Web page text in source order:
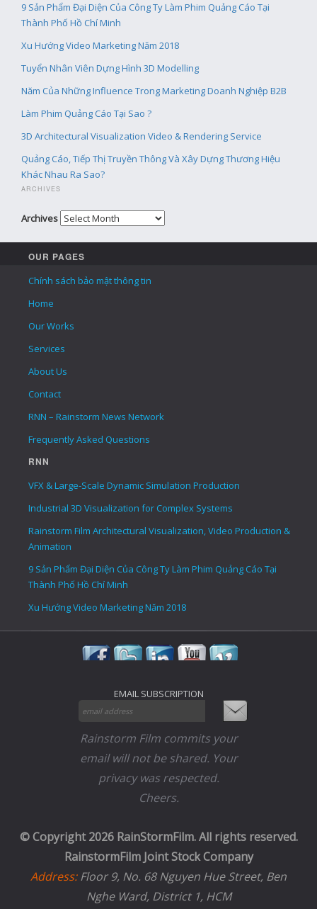
9 Sản Phẩm Đại Diện Của Công Ty Làm Phim Quảng Cáo Tại
Thành Phố Hồ Chí Minh
Xu Hướng Video Marketing Năm 2018
Tuyển Nhân Viên Dựng Hình 3D Modelling
Năm Của Những Influence Trong Marketing Doanh Nghiệp B2B
Làm Phim Quảng Cáo Tại Sao ?
3D Architectural Visualization Video & Rendering Service
Quảng Cáo, Tiếp Thị Truyền Thông Và Xây Dựng Thương Hiệu
Khác Nhau Ra Sao?
ARCHIVES
Archives
OUR PAGES
Chính sách bảo mật thông tin
Home
Our Works
Services
About Us
Contact
RNN – Rainstorm News Network
Frequently Asked Questions
RNN
VFX & Large-Scale Dynamic Simulation Production
Industrial 3D Visualization for Complex Systems
Rainstorm Film Architectural Visualization, Video Production &
Animation
9 Sản Phẩm Đại Diện Của Công Ty Làm Phim Quảng Cáo Tại
Thành Phố Hồ Chí Minh
Xu Hướng Video Marketing Năm 2018
EMAIL SUBSCRIPTION
Rainstorm Film commits your
email will not be shared. Your
privacy was respected.
Cheers.
© Copyright 2026 RainStormFilm. All rights reserved.
RainstormFilm Joint Stock Company
Address:Floor 9, No. 68 Nguyen Hue Street, Ben
Nghe Ward, District 1, HCM